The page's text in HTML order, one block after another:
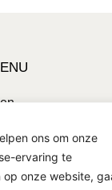
ons om onze
ervaring te
op onze website,
een tientje
1000